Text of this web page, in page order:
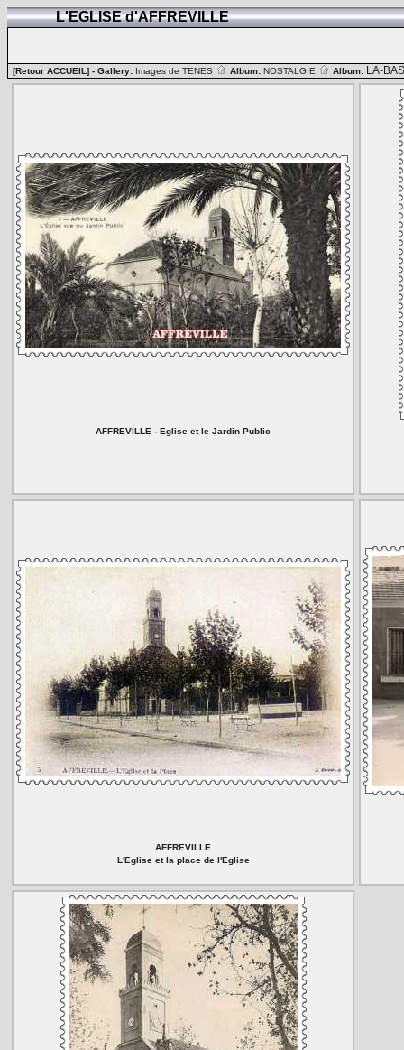
L'EGLISE d'AFFREVILLE
[Retour ACCUEIL] - Gallery: Images de TENES Album: NOSTALGIE Album: LA-BAS
AFFREVILLE - Eglise et le Jardin Public
AFFREVILLE
L'Eglise et la place de l'Eglise